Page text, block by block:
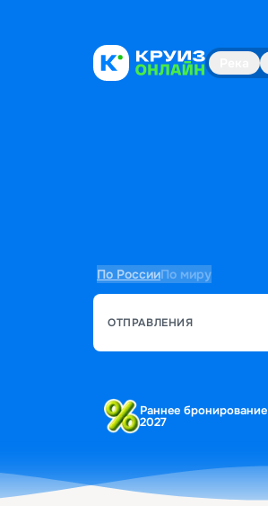
По РоссииПо миру
ОТПРАВЛЕНИЯ
Раннее бронирование
2027